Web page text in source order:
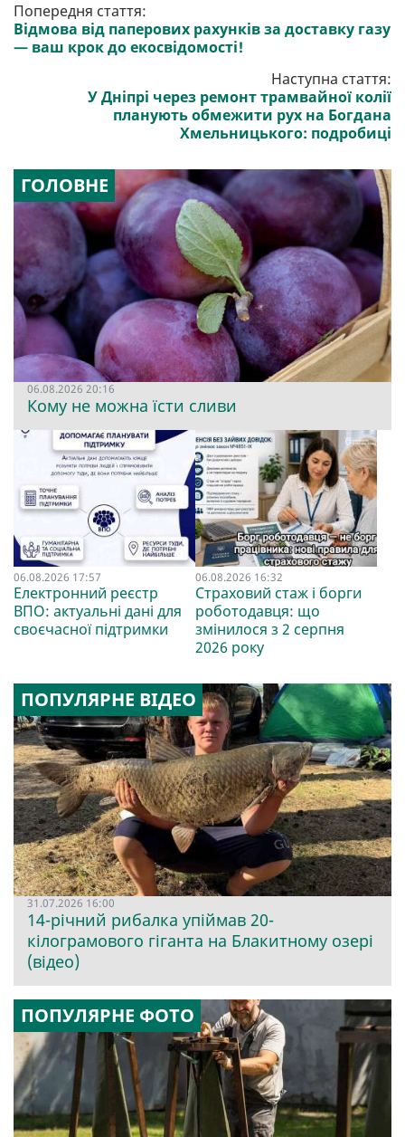
Попередня стаття:
Відмова від паперових рахунків за доставку газу
— ваш крок до екосвідомості!
Наступна стаття:
У Дніпрі через ремонт трамвайної колії
планують обмежити рух на Богдана
Хмельницького: подробиці
ГОЛОВНЕ
06.08.2026 20:16
Кому не можна їсти сливи
06.08.2026 17:57
Електронний реєстр
ВПО: актуальні дані для
своєчасної підтримки
06.08.2026 16:32
Страховий стаж і борги
роботодавця: що
змінилося з 2 серпня
2026 року
ПОПУЛЯРНЕ ВІДЕО
31.07.2026 16:00
14-річний рибалка упіймав 20-
кілограмового гіганта на Блакитному озері
(відео)
ПОПУЛЯРНЕ ФОТО